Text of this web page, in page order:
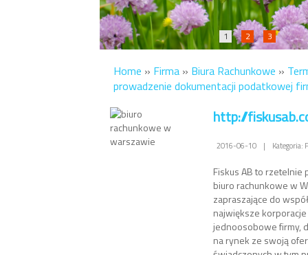
1 2 3
Home » Firma » Biura Rachunkowe »
prowadzenie dokumentacji podatkowej
http://
2016-06-10 |
Fiskus AB to
biuro rachunkowe w
zapraszające do
największe
jednoosobowe firmy,
na rynek ze swoją